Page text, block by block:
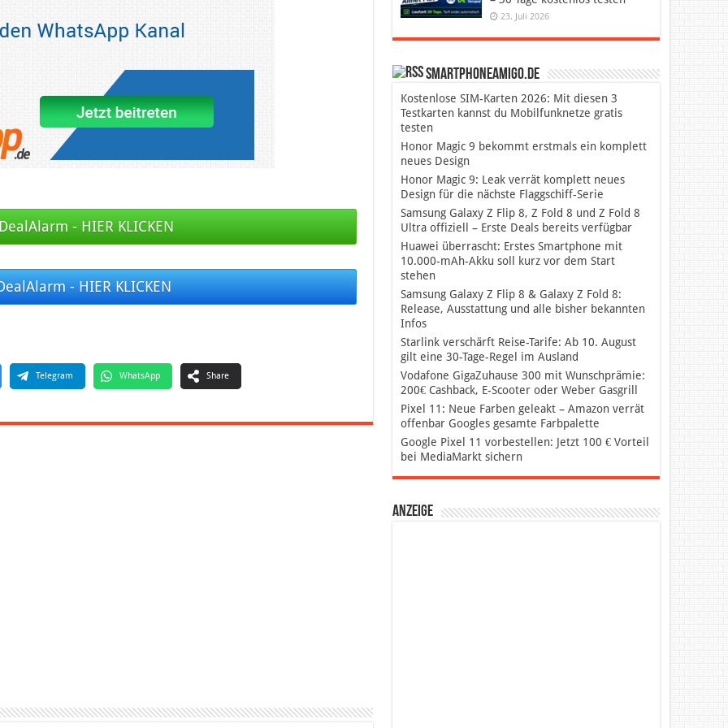
- HIER KLICKEN
- HIER KLICKEN
Telegram WhatsApp Share
23. Juli 2026
SmartphoneAmigo.de
Kostenlose SIM-Karten 2026: Mit diesen 3
Testkarten kannst du Mobilfunknetze gratis
testen
Honor Magic 9 bekommt erstmals ein komplett
neues Design
Honor Magic 9: Leak verrät komplett neues
Design für die nächste Flaggschiff-Serie
Samsung Galaxy Z Flip 8, Z Fold 8 und Z Fold 8
Ultra offiziell – Erste Deals bereits verfügbar
Huawei überrascht: Erstes Smartphone mit
10.000-mAh-Akku soll kurz vor dem Start
stehen
Samsung Galaxy Z Flip 8 & Galaxy Z Fold 8:
Release, Ausstattung und alle bisher bekannten
Infos
Starlink verschärft Reise-Tarife: Ab 10. August
gilt eine 30-Tage-Regel im Ausland
Vodafone GigaZuhause 300 mit Wunschprämie:
200€ Cashback, E-Scooter oder Weber Gasgrill
Pixel 11: Neue Farben geleakt – Amazon verrät
offenbar Googles gesamte Farbpalette
Google Pixel 11 vorbestellen: Jetzt 100 € Vorteil
bei MediaMarkt sichern
Anzeige